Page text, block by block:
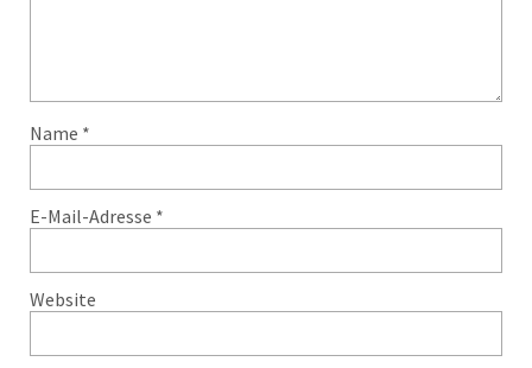
Name *
E-Mail-Adresse *
Website